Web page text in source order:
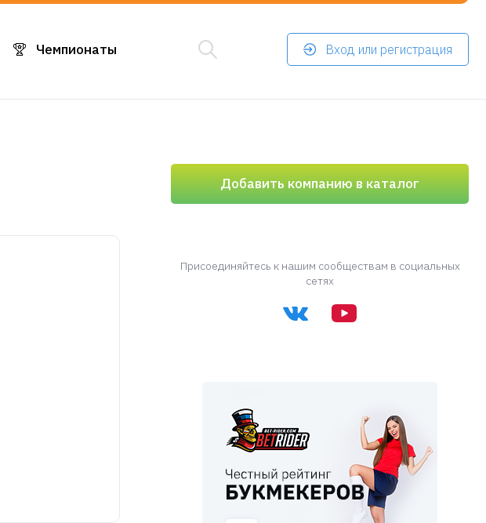
Чемпионаты Вход или регистрация
Добавить компанию в каталог
Присоединяйтесь к нашим сообществам в социальных
сетях